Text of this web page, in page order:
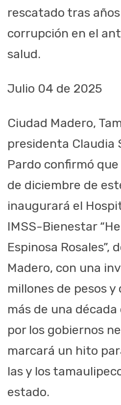
rescatado tras
corrupción en el
salud.
Julio 04 de 2025
Ciudad Madero,
presidenta Claudia
Pardo confirmó
de diciembre de
inaugurará el
IMSS-Bienestar
Espinosa Rosales”,
Madero, con una
millones de pesos y
más de una
por los gobiernos
marcará un hito
las y los
estado.